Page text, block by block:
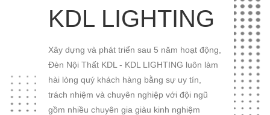
KDL LIGHTING
Xây dựng và phát triển sau 5 năm hoạt động,
Đèn Nội Thất KDL - KDL LIGHTING luôn làm
hài lòng quý khách hàng bằng sự uy tín,
trách nhiệm và chuyên nghiệp với đội ngũ
gồm nhiều chuyên gia giàu kinh nghiệm